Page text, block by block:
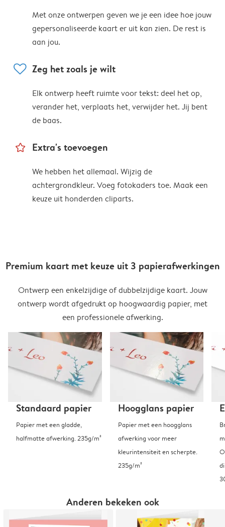
Met onze ontwerpen geven we je een idee hoe jouw
gepersonaliseerde kaart er uit kan zien. De rest is
aan jou.
heart Zeg het zoals je wilt
Elk ontwerp heeft ruimte voor tekst: deel het op,
verander het, verplaats het, verwijder het. Jij bent
de baas.
star_outline Extra's toevoegen
We hebben het allemaal. Wijzig de
achtergrondkleur. Voeg fotokaders toe. Maak een
keuze uit honderden cliparts.
Premium kaart met keuze uit 3 papierafwerkingen
Ontwerp een enkelzijdige of dubbelzijdige kaart. Jouw
ontwerp wordt afgedrukt op hoogwaardig papier, met
een professionele afwerking.
Standaard papier
Papier met een gladde,
halfmatte afwerking. 235g/m²
Hoogglans papier
Papier met een hoogglans
afwerking voor meer
kleurintensiteit en scherpte.
235g/m²
Anderen bekeken ook